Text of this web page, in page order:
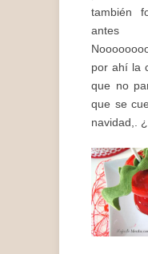
también
por ahí la
que no
que se
navidad,.